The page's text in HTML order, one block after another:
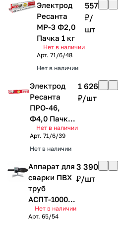
Электрод
Ресанта
МР-3 Ф2,0
Пачка 1 кг
Нет в наличии
Арт.71/6/48
Нет в наличии
557
₽/
шт
Электрод
Ресанта
ПРО-46,
Ф4,0 Пачка
3кг
Нет в наличии
Арт.71/6/39
Нет в наличии
1 626
₽/шт
Аппарат для
сварки ПВХ
труб
АСПТ-1000
Ресанта
(насадки
Нет в наличии
Арт.65/54
3 390
₽/шт